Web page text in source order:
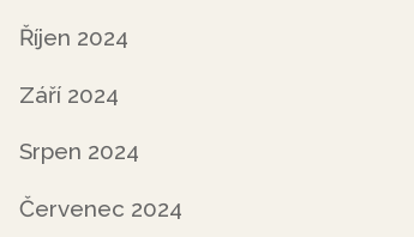
Říjen 2024
Září 2024
Srpen 2024
Červenec 2024